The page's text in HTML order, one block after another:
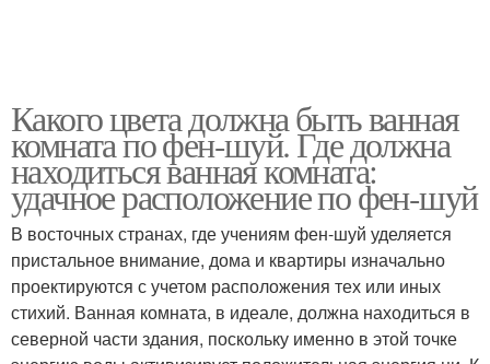
Какого цвета должна быть ванная
комната по фен-шуй. Где должна
находиться ванная комната:
удачное расположение по фен-шуй
В восточных странах, где учениям фен-шуй уделяется
пристальное внимание, дома и квартиры изначально
проектируются с учетом расположения тех или иных
стихий. Ванная комната, в идеале, должна находиться в
северной части здания, поскольку именно в этой точке